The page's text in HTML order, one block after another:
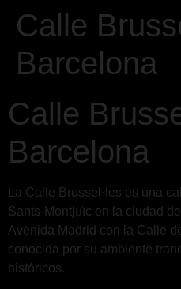
Calle
Barcelona
Calle
Barcelona
La Calle Brussel·les es una
Sants-Montjuïc en la ciudad
Avenida Madrid con la Calle
conocida por su ambiente
históricos.